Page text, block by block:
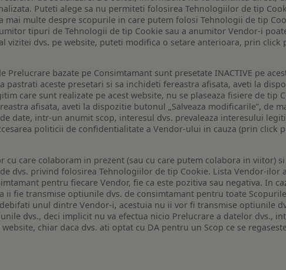
Puteti alege sa nu permiteti folosirea Tehnologiilor de tip
multe despre scopurile in care putem folosi Tehnologii de tip
tipuri de Tehnologii de tip Cookie sau a anumitor Vendor-i
vizitei dvs. pe website, puteti modifica o setare anterioara, prin click
bazate pe Consimtamant sunt presetate INACTIVE pe
aceste presetari si sa inchideti fereastra afisata, aveti la
care sunt realizate pe acest website, nu se plaseaza fisiere de tip
afisata, aveti la dispozitie butonul „Salveaza modificarile”, de
date, intr-un anumit scop, interesul dvs. prevaleaza interesului
politicii de confidentialitate a Vendor-ului in cauza (prin click
care colaboram in prezent (sau cu care putem colabora in viitor)
dvs. privind folosirea Tehnologiilor de tip Cookie. Lista Vendor-ilor
pentru fiecare Vendor, fie ca este pozitiva sau negativa. In
fie transmise optiunile dvs. de consimtamant pentru toate
unul dintre Vendor-i, acestuia nu ii vor fi transmise optiunile
dvs., deci implicit nu va efectua nicio Prelucrare a datelor dvs.,
chiar daca dvs. ati optat cu DA pentru un Scop ce se